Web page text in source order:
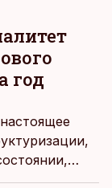
а
год